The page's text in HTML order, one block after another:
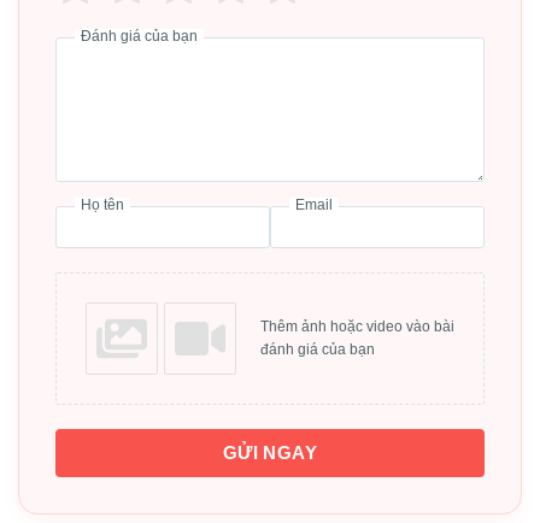
bơi khủng long
Đánh giá của bạn
Họ tên Email
Thêm ảnh hoặc video vào bài
đánh giá của bạn
GỬI NGAY